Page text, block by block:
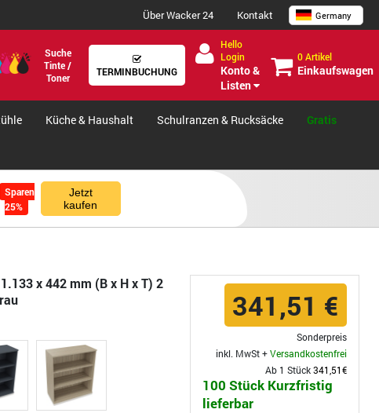
Über Wacker 24 Kontakt Germany
Suche
Tinte /
Toner
TERMINBUCHUNG
Hello
Login
Konto &
Listen
0 Artikel
Einkaufswagen
Küche & Haushalt Schulranzen & Rucksäcke Gratis
Sparen
25%
Jetzt
kaufen
x 442 mm (B x H x T) 2
341,51 €
Sonderpreis
inkl. MwSt +Versandkostenfrei
Ab 1 Stück341,51€
100 Stück Kurzfristig
lieferbar